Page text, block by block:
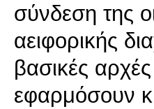
σύνδεση της
αειφορικής
βασικές
εφαρμόσουν